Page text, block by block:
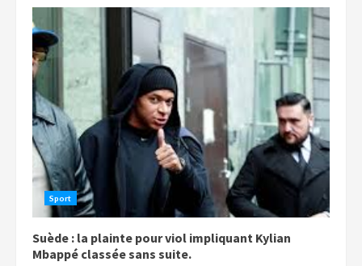
Sport
Suède : la plainte pour viol impliquant Kylian
Mbappé classée sans suite.